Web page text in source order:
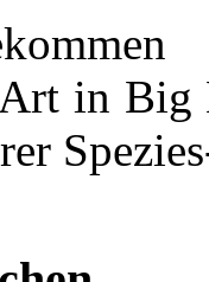
in Big